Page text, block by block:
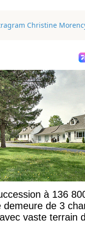
Christine
à 136
demeure de 3
vaste terrain